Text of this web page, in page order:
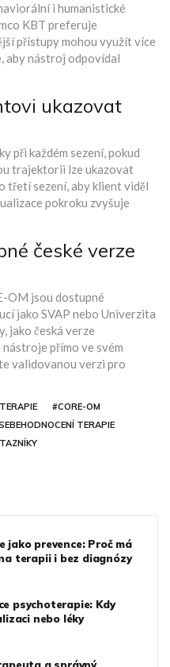
i humanistické
KBT preferuje
přístupy mohou využít více
aby nástroj odpovídal
ukazovat
při každém sezení, pokud
trajektorii lze ukazovat
třetí sezení, aby klient viděl
pokroku zvyšuje
české verze
OM jsou dostupné
jako SVAP nebo Univerzita
jako česká verze
přímo ve svém
validovanou verzi pro
#CORE-OM
TERAPIE
jako prevence: Proč má
terapii i bez diagnózy
psychoterapie: Kdy
nebo léky